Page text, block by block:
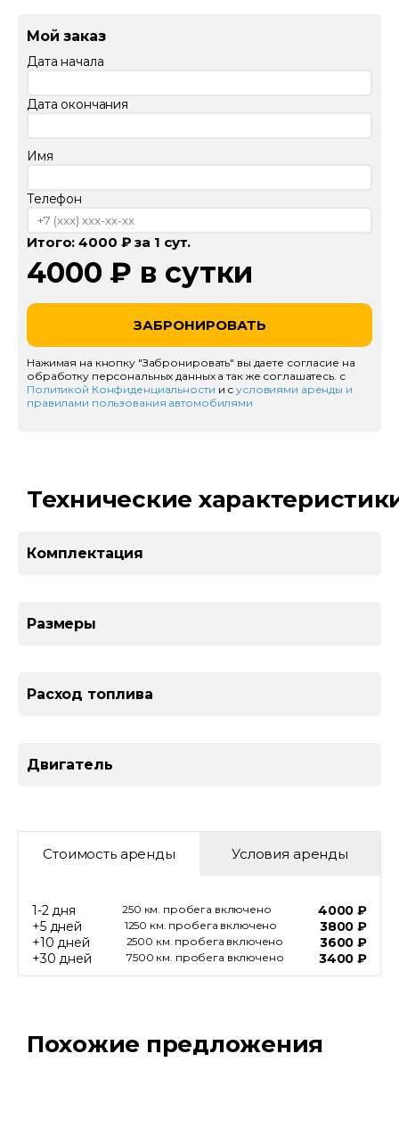
Мой заказ
Дата начала
Дата окончания
Имя
Телефон
Итого:4000 ₽ за 1 сут.
4000 ₽ в сутки
ЗАБРОНИРОВАТЬ
Нажимая на кнопку "Забронировать" вы даете согласие на
обработку персональных данных а так же соглашатесь. с
Политикой Конфиденциальности и сусловиями аренды и
правилами пользования автомобилями
Технические
Комплектация
Размеры
Расход топлива
Двигатель
Стоимость аренды Условия аренды
1-2 дня 250 км. пробега включено
4000 ₽
+5 дней
1250 км. пробега включено
3800 ₽
+10 дней
2500 км. пробега включено
3600 ₽
+30 дней
7500 км. пробега включено 3400 ₽
Похожие предложения